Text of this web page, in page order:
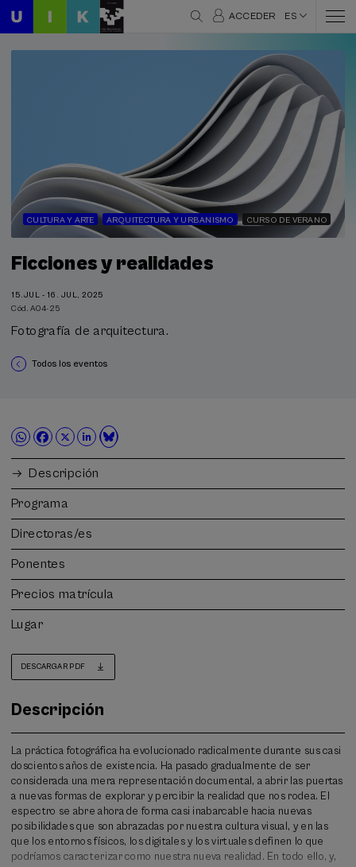
ACCEDER ES
CULTURA Y ARTE ARQUITECTURA Y URBANISMO CURSO DE VERANO
Ficciones y realidades
15.JUL - 16. JUL, 2025
Cód. A04-25
Fotografía de arquitectura.
Todos los eventos
Descripción
Programa
Directoras/es
Ponentes
Precios matrícula
Lugar
DESCARGAR PDF
Descripción
La práctica fotográfica ha evolucionado radicalmente durante sus casi
doscientos años de existencia. Ha pasado gradualmente de ser
considerada una mera representación documental, a abrir las puertas
a nuevas formas de explorar y percibir la realidad que nos rodea. El
espectro se abre ahora de forma casi inabarcable hacia nuevas
posibilidades que son abrazadas por nuestra cultura visual, y en las
que los entornos físicos, los digitales y los virtuales definen lo que
podríamos caracterizar como nuestra nueva realidad. En todo ello, y,